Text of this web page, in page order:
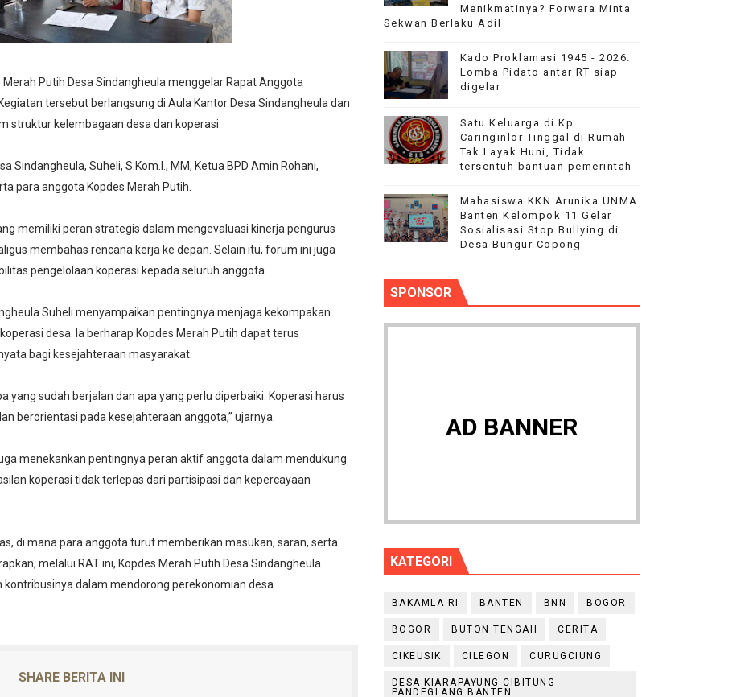
Tinggal di Rumah Tak Layak Huni, Tidak tersentuh bantuan pemerintah
Barat, turnamen sepak bola HUT RI ke 81 pesta Raya cikeusik 2026 semakin meriah
sepak bola se-kecamatan Cikeusik : peringati HUT- RI yang ke 81, Di saksikan Rebuan penonton
Bupati Bombana: Manton Buka Suara "Kami Tidak Pernah Menutup Ruang Hak Jawab
Faris Redaktur Reporternews Dihargai Atas Integritas dan Dedikasinya
Putih Desa Sindangheula menggelar Rapat Anggota
tersebut berlangsung di Aula Kantor Desa Sindangheula dan
struktur kelembagaan desa dan koperasi.
Sindangheula, Suheli, S.Kom.I., MM, Ketua BPD Amin Rohani,
para anggota Kopdes Merah Putih.
memiliki peran strategis dalam mengevaluasi kinerja pengurus
membahas rencana kerja ke depan. Selain itu, forum ini juga
pengelolaan koperasi kepada seluruh anggota.
Suheli menyampaikan pentingnya menjaga kekompakan
desa. Ia berharap Kopdes Merah Putih dapat terus
bagi kesejahteraan masyarakat.
yang sudah berjalan dan apa yang perlu diperbaiki. Koperasi harus
berorientasi pada kesejahteraan anggota,” ujarnya.
menekankan pentingnya peran aktif anggota dalam mendukung
koperasi tidak terlepas dari partisipasi dan kepercayaan
di mana para anggota turut memberikan masukan, saran, serta
melalui RAT ini, Kopdes Merah Putih Desa Sindangheula
dalam mendorong perekonomian desa.
SHARE BERITA INI
Menikmatinya? Forwara Minta
Sekwan Berlaku Adil
Kado Proklamasi 1945 - 2026.
Lomba Pidato antar RT siap
digelar
Satu Keluarga di Kp.
Caringinlor Tinggal di Rumah
Tak Layak Huni, Tidak
tersentuh bantuan pemerintah
Mahasiswa KKN Arunika UNMA
Banten Kelompok 11 Gelar
Sosialisasi Stop Bullying di
Desa Bungur Copong
SPONSOR
AD BANNER
KATEGORI
BAKAMLA RI BANTEN BNN BOGOR
BOGOR BUTON TENGAH CERITA
CIKEUSIK CILEGON CURUGCIUNG
DESA KIARAPAYUNG CIBITUNG
PANDEGLANG BANTEN